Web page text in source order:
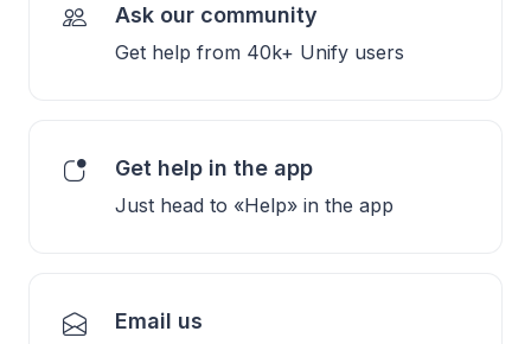
Ask our community
Get help from 40k+ Unify users
Get help in the app
Just head to «Help» in the app
Email us